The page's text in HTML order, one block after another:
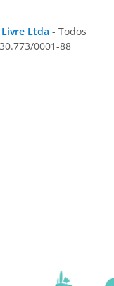
Ltda - Todos
0001-88